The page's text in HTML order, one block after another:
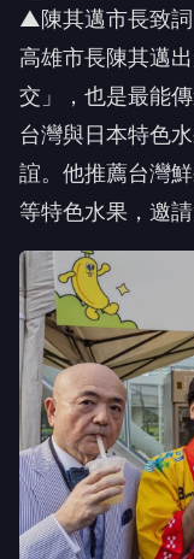
▲陳其邁市長致詞
高雄市長陳其邁
交」，也是最能
台灣與日本特色
誼。他推薦台灣
等特色水果，邀